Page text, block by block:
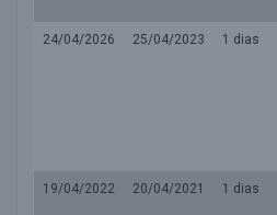
24/04/2026 25/04/2023
1 dias
19/04/2022 20/04/2021
1 dias